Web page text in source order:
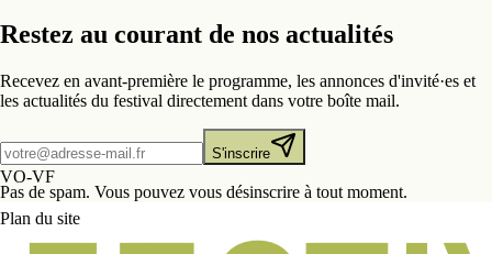
Restez au courant de nos actualités
Recevez en avant-première le programme, les annonces d'invité·es et
les actualités du festival directement dans votre boîte mail.
S'inscrire
Pas de spam. Vous pouvez vous désinscrire à tout moment.
VO-VF
Plan du site